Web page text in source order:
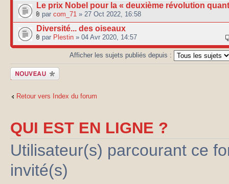
Le prix Nobel pour la « deuxième révolution
par com_71 » 27 Oct 2022, 16:58
Diversité... des oiseaux
par Plestin » 04 Avr 2020, 14:57
Afficher les sujets publiés depuis :
Publier un
nouveau sujet
Retour vers Index du forum
QUI EST EN LIGNE ?
Utilisateur(s) parcourant ce
invité(s)